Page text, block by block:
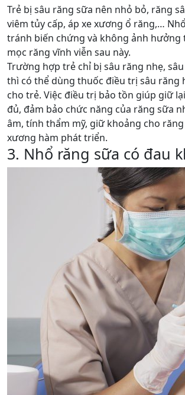
Trẻ bị sâu răng sữa nên nhỏ bỏ, răng
viêm tủy cấp, áp xe xương ổ răng,…
tránh biến chứng và không ảnh hưởng
mọc răng vĩnh viễn sau này.
Trường hợp trẻ chỉ bị sâu răng nhẹ,
thì có thể dùng thuốc điều trị sâu răng
cho trẻ. Việc điều trị bảo tồn giúp giữ
đủ, đảm bảo chức năng của răng sữa
âm, tính thẩm mỹ, giữ khoảng cho răng
xương hàm phát triển.
3. Nhổ răng sữa có đau